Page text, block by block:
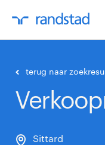
terug naar
Sittard